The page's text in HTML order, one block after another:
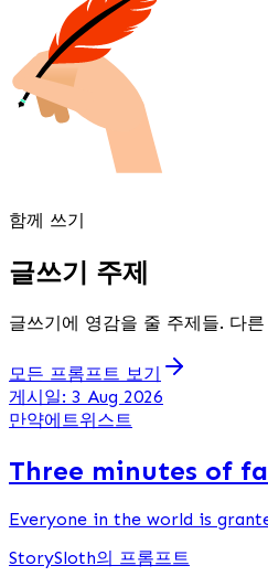
함께 쓰기
글쓰기 주제
글쓰기에 영감을 줄 주제들. 다
모든 프롬프트 보기
게시일: 3 Aug 2026
만약에 트위스트
Three minutes of
Everyone in the world is
StorySloth의 프롬프트